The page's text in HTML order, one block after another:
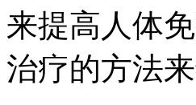
来提高人体
治疗的方法来